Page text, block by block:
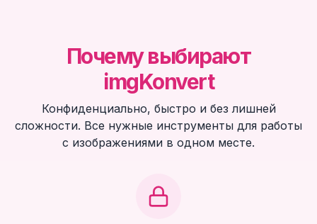
Почему выбирают
imgKonvert
Конфиденциально, быстро и без лишней
сложности. Все нужные инструменты для работы
с изображениями в одном месте.